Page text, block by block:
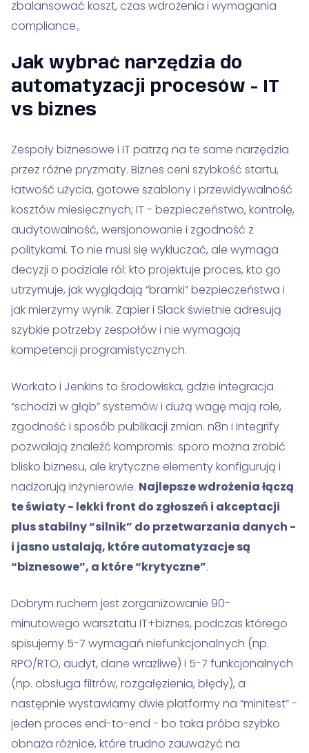
zbalansować koszt, czas wdrożenia i wymagania
compliance。
Jak wybrać narzędzia do
automatyzacji procesów - IT
vs biznes
Zespoły biznesowe i IT patrzą na te same narzędzia
przez różne pryzmaty. Biznes ceni szybkość startu,
łatwość użycia, gotowe szablony i przewidywalność
kosztów miesięcznych; IT - bezpieczeństwo, kontrolę,
audytowalność, wersjonowanie i zgodność z
politykami. To nie musi się wykluczać, ale wymaga
decyzji o podziale ról: kto projektuje proces, kto go
utrzymuje, jak wyglądają “bramki” bezpieczeństwa i
jak mierzymy wynik. Zapier i Slack świetnie adresują
szybkie potrzeby zespołów i nie wymagają
kompetencji programistycznych.
Workato i Jenkins to środowiska, gdzie integracja
“schodzi w głąb” systemów i dużą wagę mają role,
zgodność i sposób publikacji zmian. n8n i Integrify
pozwalają znaleźć kompromis: sporo można zrobić
blisko biznesu, ale krytyczne elementy konfigurują i
nadzorują inżynierowie. Najlepsze wdrożenia łączą
te światy - lekki front do zgłoszeń i akceptacji
plus stabilny “silnik” do przetwarzania danych -
i jasno ustalają, które automatyzacje są
“biznesowe”, a które “krytyczne”.
Dobrym ruchem jest zorganizowanie 90-
minutowego warsztatu IT+biznes, podczas którego
spisujemy 5-7 wymagań niefunkcjonalnych (np.
RPO/RTO, audyt, dane wrażliwe) i 5-7 funkcjonalnych
(np. obsługa filtrów, rozgałęzienia, błędy), a
następnie wystawiamy dwie platformy na “minitest” -
jeden proces end-to-end - bo taka próba szybko
obnaża różnice, które trudno zauważyć na